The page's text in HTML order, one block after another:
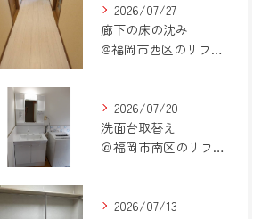
2026/07/27
廊下の床の沈み
@福岡市西区のリフォーム
2026/07/20
洗面台取替え
＠福岡市南区のリフォーム
2026/07/13